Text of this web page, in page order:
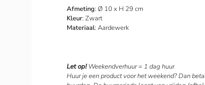
Afmeting: Ø 10 x H 29 cm
Kleur: Zwart
Materiaal: Aardewerk
Let op!Weekendverhuur = 1 dag huur
Huur je een product voor het weekend? Dan